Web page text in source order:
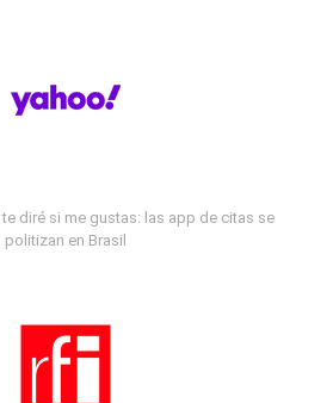
diré si me gustas: las app de citas se
politizan en Brasil